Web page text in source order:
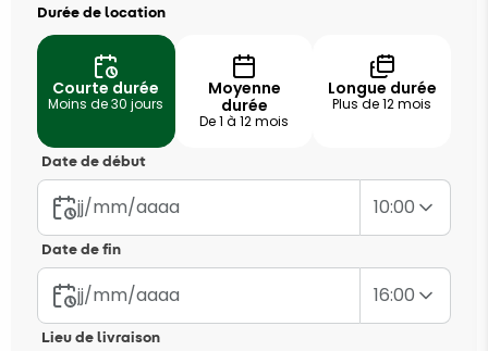
Durée de location
Courte durée
Moins de 30 jours
Moyenne
durée
De 1 à 12 mois
Longue durée
Plus de 12 mois
Date de début
10:00
Date de fin
16:00
Lieu de livraison